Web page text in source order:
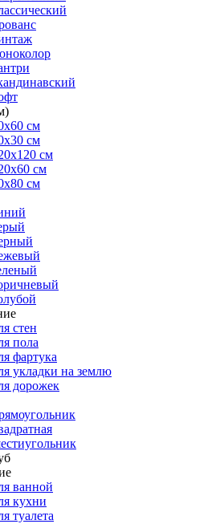
см
см
см
см
см
стен
пола
фартука
укладки на землю
дорожек
ванной
кухни
туалета